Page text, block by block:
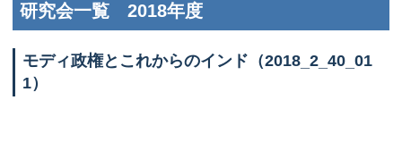
研究会一覧 2018年度
モディ政権とこれからのインド（2018_2_40_01
1）